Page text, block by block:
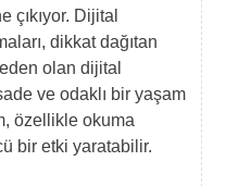
çıkıyor. Dijital
dikkat dağıtan
olan dijital
ve odaklı bir yaşam
özellikle okuma
bir etki yaratabilir.